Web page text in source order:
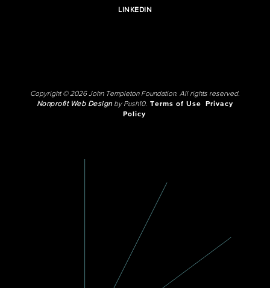
LINKEDIN
Copyright © 2026 John Templeton Foundation. All rights reserved.
Nonprofit Web Designby Push10. Terms of Use
Privacy
Policy